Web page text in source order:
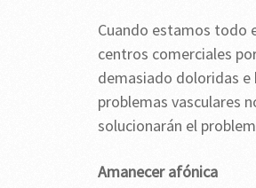
Cuando estamos todo
centros comerciales
demasiado doloridas e
problemas vasculares
solucionarán el
Amanecer afónica